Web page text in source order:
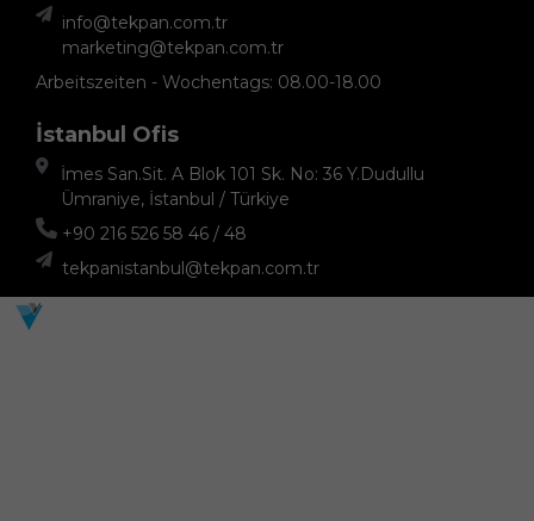
info@tekpan.com.tr
marketing@tekpan.com.tr
Arbeitszeiten - Wochentags: 08.00-18.00
İstanbul Ofis
İmes San.Sit. A Blok 101 Sk. No: 36 Y.Dudullu
Ümraniye, İstanbul / Türkiye
+90 216 526 58 46 / 48
tekpanistanbul@tekpan.com.tr